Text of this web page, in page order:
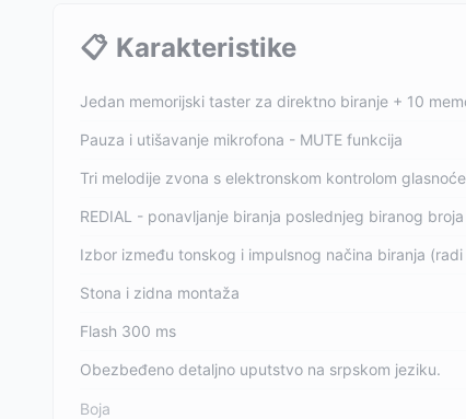
📋 Karakteristike
Jedan memorijski taster za direktno biranje + 10
Pauza i utišavanje mikrofona - MUTE funkcija
Tri melodije zvona s elektronskom kontrolom glasnoće
REDIAL - ponavljanje biranja poslednjeg biranog broja
Izbor između tonskog i impulsnog načina biranja
Stona i zidna montaža
Flash 300 ms
Obezbeđeno detaljno uputstvo na srpskom jeziku.
Boja